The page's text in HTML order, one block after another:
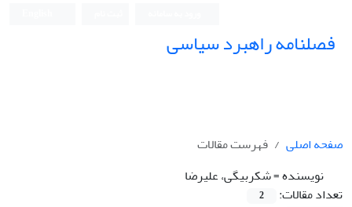
فصلنامه راهبرد سیاسی
صفحه اصلی
فهرست مقالات
نویسنده =شکربیگی، علیرضا
تعداد مقالات:
2